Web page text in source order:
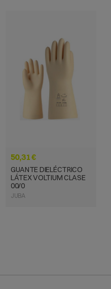
VISTA RÁPIDA
50,31 €
GUANTE DIELÉCTRICO
LÁTEX VOLTIUM CLASE
00/0
JUBA